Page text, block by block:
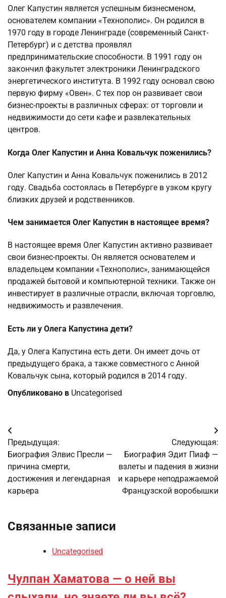
Олег Капустин является успешным бизнесменом,
основателем компании «Технополис». Он родился в
1970 году в городе Ленинграде (современный Санкт-
Петербург) и с детства проявлял
предпринимательские способности. В 1991 году он
закончил факультет электроники Ленинградского
энергетического института. В 1992 году основал свою
первую фирму «Овен». С тех пор он развивает свои
бизнес-проекты в различных сферах: от торговли и
недвижимости до сети кафе и развлекательных
центров.
Когда Олег Капустин и Анна Ковальчук поженились?
Олег Капустин и Анна Ковальчук поженились в 2012
году. Свадьба состоялась в Петербурге в узком кругу
близких друзей и родственников.
Чем занимается Олег Капустин в настоящее время?
В настоящее время Олег Капустин активно развивает
свои бизнес-проекты. Он является основателем и
владельцем компании «Технополис», занимающейся
продажей бытовой и компьютерной техники. Также он
инвестирует в различные отрасли, включая торговлю,
недвижимость и развлечения.
Есть ли у Олега Капустина дети?
Да, у Олега Капустина есть дети. Он имеет дочь от
предыдущего брака, а также совместного с Анной
Ковальчук сына, который родился в 2014 году.
Опубликовано в Uncategorised
Навигация
по
записям
Предыдущая:
Биография Элвис Пресли —
причина смерти,
достижения и легендарная
карьера
Следующая:
Биография Эдит Пиаф —
взлеты и падения в жизни
и карьере неподражаемой
Французской воробышки
Связанные записи
Uncategorised
Чулпан Хаматова — о ней вы